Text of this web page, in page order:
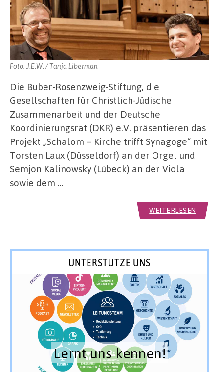
Foto: J.E.W. / Tanja Liberman
Die Buber-Rosenzweig-Stiftung, die
Gesellschaften für Christlich-Jüdische
Zusammenarbeit und der Deutsche
Koordinierungsrat (DKR) e.V. präsentieren das
Projekt „Schalom – Kirche trifft Synagoge“ mit
Torsten Laux (Düsseldorf) an der Orgel und
Semjon Kalinowsky (Lübeck) an der Viola
sowie dem …
WEITERLESEN
UNTERSTÜTZE UNS
Lernt uns kennen!